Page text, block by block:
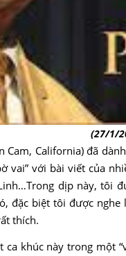
(27/1/
Cam, California) đã
vai” với bài viết của
dịp này,
đặc biệt tôi được
rất thích.
khúc này trong một